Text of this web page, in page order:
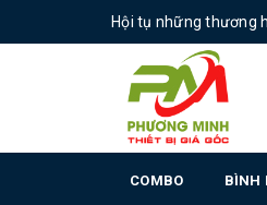
Hội tụ những thương
COMBO BÌNH